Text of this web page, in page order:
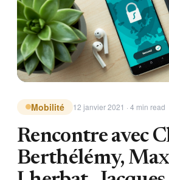
Mobilité 12 janvier 2021 · 4 min read
Rencontre avec
Berthélémy,